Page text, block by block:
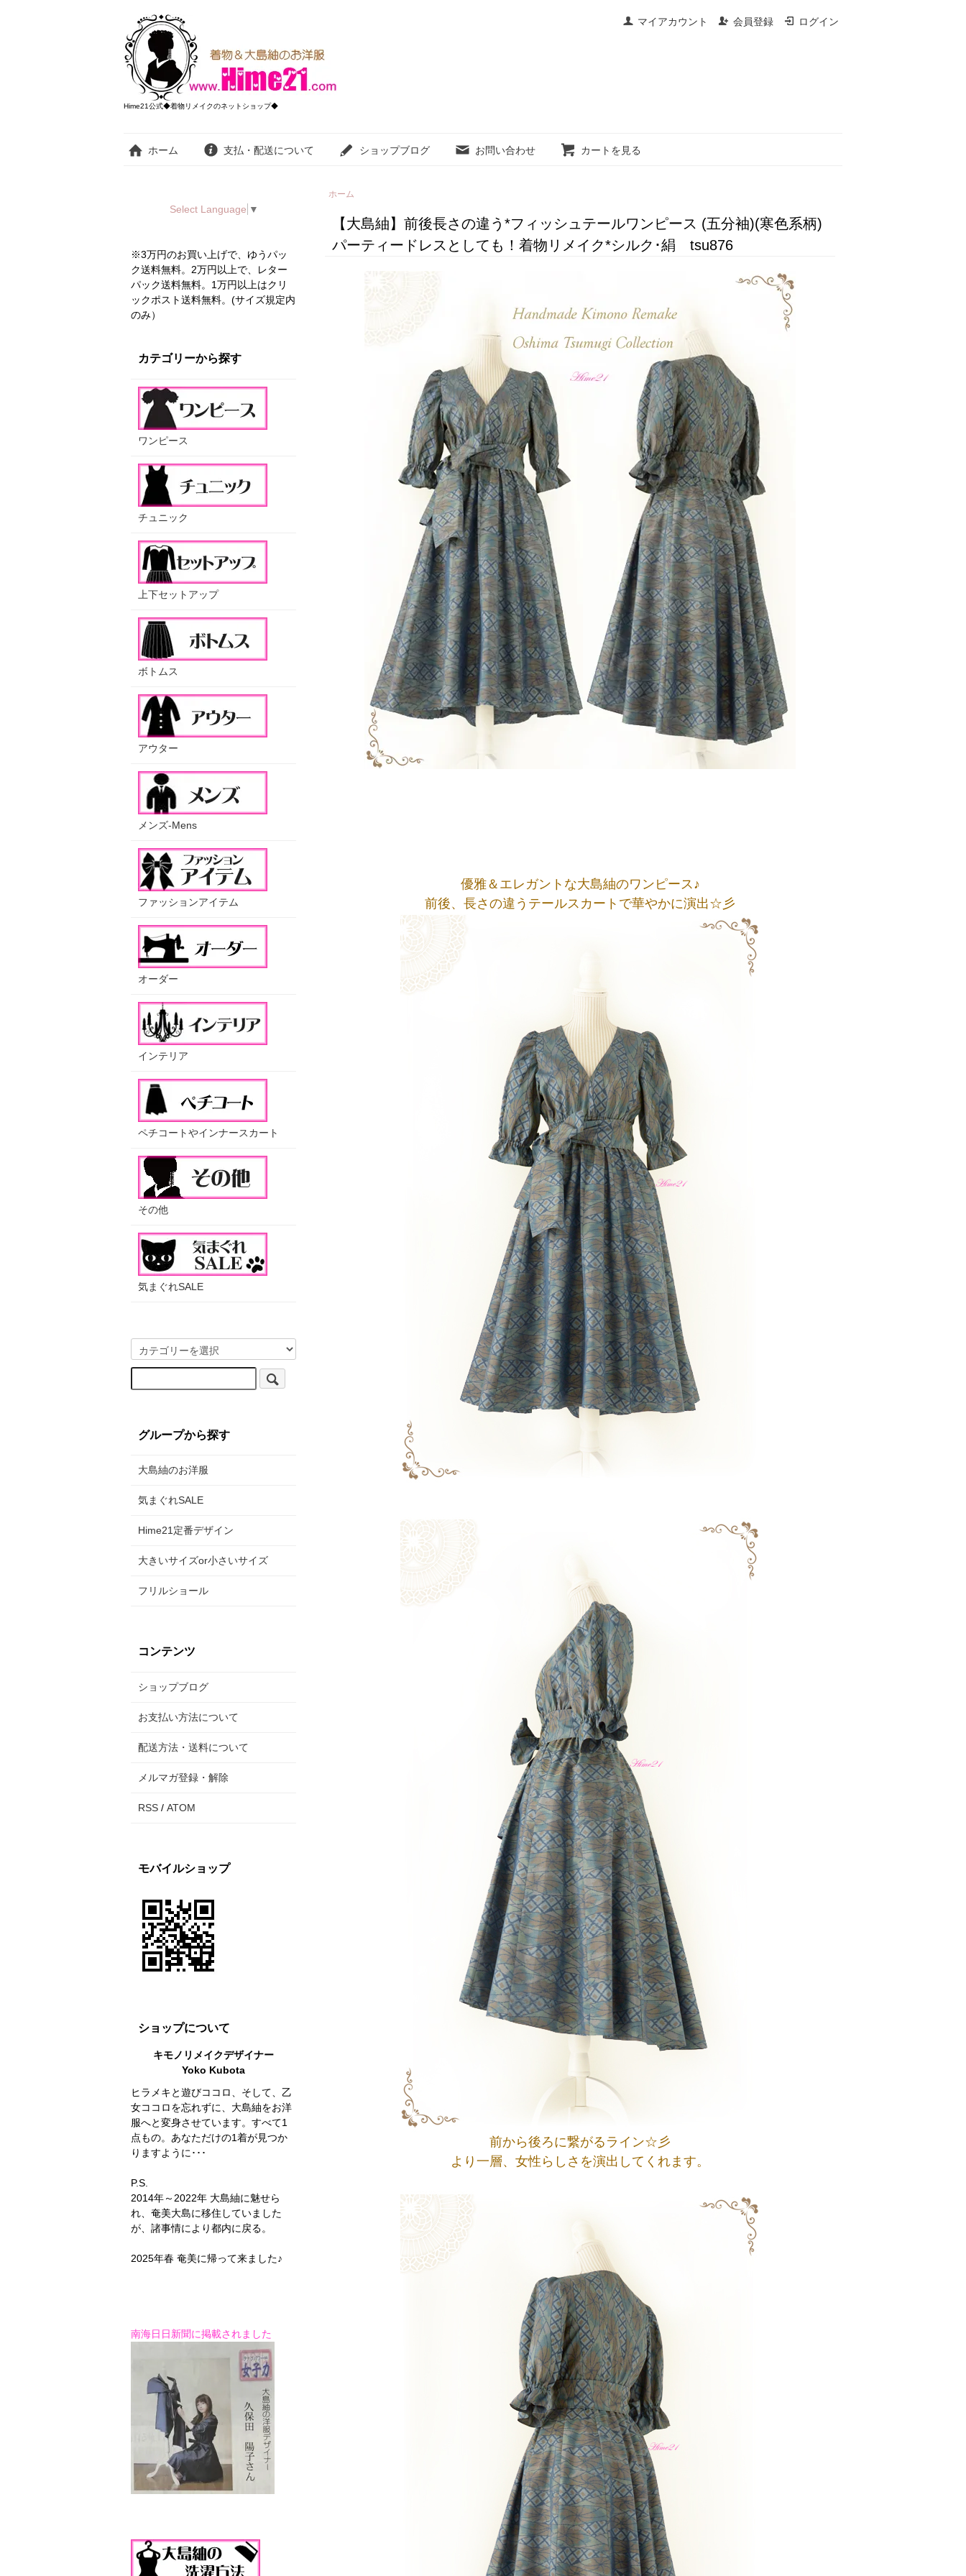
マイアカウント 会員登録 ログイン
Hime21公式◆着物リメイクのネットショップ◆
ホーム 支払・配送について ショップブログ お問い合わせ カートを見る
ホーム
【大島紬】前後長さの違う*フィッシュテールワンピース (五分袖)(寒色系柄)
パーティードレスとしても！着物リメイク*シルク･絹 tsu876
優雅＆エレガントな大島紬のワンピース♪
前後、長さの違うテールスカートで華やかに演出☆彡
前から後ろに繋がるライン☆彡
より一層、女性らしさを演出してくれます。
Select Language ▼
※3万円のお買い上げで、ゆうパッ
ク送料無料。2万円以上で、レター
パック送料無料。1万円以上はクリ
ックポスト送料無料。(サイズ規定内
のみ）
カテゴリーから探す
ワンピース
チュニック
上下セットアップ
ボトムス
アウター
メンズ-Mens
ファッションアイテム
オーダー
インテリア
ペチコートやインナースカート
その他
気まぐれSALE
グループから探す
大島紬のお洋服
気まぐれSALE
Hime21定番デザイン
大きいサイズor小さいサイズ
フリルショール
コンテンツ
ショップブログ
お支払い方法について
配送方法・送料について
メルマガ登録・解除
RSS / ATOM
モバイルショップ
ショップについて
キモノリメイクデザイナー
Yoko Kubota
ヒラメキと遊びココロ、そして、乙
女ココロを忘れずに、大島紬をお洋
服へと変身させています。すべて1
点もの。あなただけの1着が見つか
りますように･･･
P.S.
2014年～2022年 大島紬に魅せら
れ、奄美大島に移住していました
が、諸事情により都内に戻る。
2025年春 奄美に帰って来ました♪
南海日日新聞に掲載されました